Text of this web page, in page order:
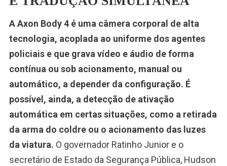
A Axon Body 4 é uma câmera corporal de alta
tecnologia, acoplada ao uniforme dos agentes
policiais e que grava vídeo e áudio de forma
contínua ou sob acionamento, manual ou
automático, a depender da configuração. É
possível, ainda, a detecção de ativação
automática em certas situações, como a retirada
da arma do coldre ou o acionamento das luzes
da viatura. O governador Ratinho Junior e o
secretário de Estado da Segurança Pública, Hudson